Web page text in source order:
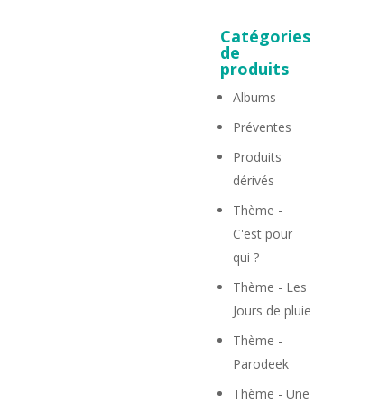
Catégories
de
produits
Albums
Préventes
Produits
dérivés
Thème -
C'est pour
qui ?
Thème - Les
Jours de pluie
Thème -
Parodeek
Thème - Une